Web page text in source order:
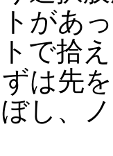
トがあ
で拾
は先
し、